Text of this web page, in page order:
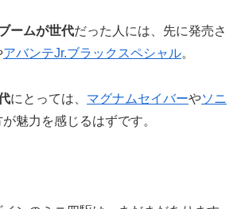
ームが世代だった人には、先に発売さ
アバンテJr.ブラックスペシャル。
にとっては、 マグナムセイバーやソニ
魅力を感じるはずです。